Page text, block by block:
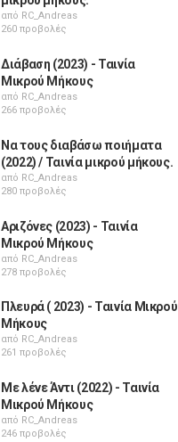
από RC_Andreas
260 προβολές
Διάβαση (2023) - Ταινία
Μικρού Μήκους
από RC_Andreas
266 προβολές
Να τους διαβάσω ποιήματα
(2022) / Ταινία μικρού μήκους.
από RC_Andreas
280 προβολές
Αριζόνες (2023) - Ταινία
Μικρού Μήκους
από RC_Andreas
278 προβολές
Πλευρά ( 2023) - Ταινία Μικρού
Μήκους
από RC_Andreas
261 προβολές
Με λένε Άντι (2022) - Ταινία
Μικρού Μήκους
από RC_Andreas
246 προβολές